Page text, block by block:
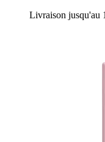
Livraison jusqu'au